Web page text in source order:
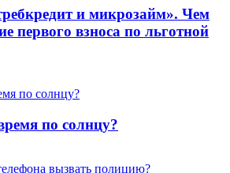
и микрозайм». Чем
первого взноса по льготной
по солнцу?